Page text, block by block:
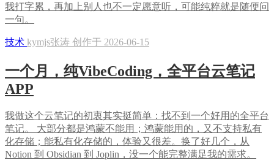
我打字累，再加上别人也不一定愿意听，可能纯粹就是随便问
一句。
技术 kymjs张涛 创作于 2026-06-15
一个月，纯VibeCoding，全平台云笔记
APP
我做这个云笔记的初衷其实挺简单：找不到一个好用的全平台
笔记。 大部分都是鸿蒙不能用；鸿蒙能用的，又不支持私有
化存储；能私有化存储的，体验又很差。换了好几个，从
Notion 到 Obsidian 到 Joplin，没一个能完整满足我的需求。